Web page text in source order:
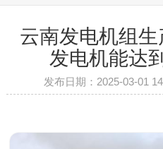
云南发电机组
发电机能达
发布日期：2025-03-01